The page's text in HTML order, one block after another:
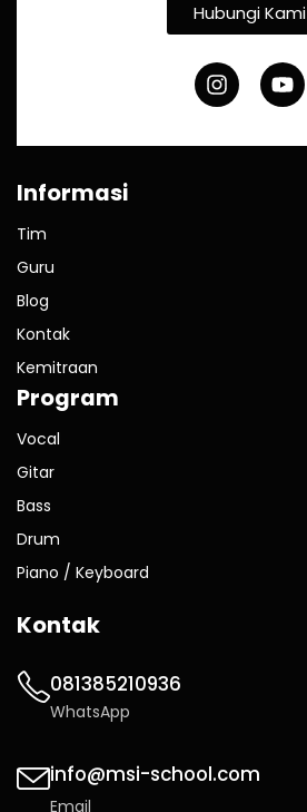
Hubungi Kami
Informasi
Tim
Guru
Blog
Kontak
Kemitraan
Program
Vocal
Gitar
Bass
Drum
Piano / Keyboard
Kontak
081385210936
WhatsApp
info@msi-school.com
Email